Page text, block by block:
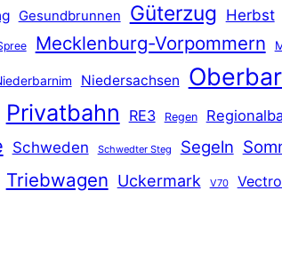
Gesundbrunnen Güterzug Herbst
Mecklenburg-Vorpommern
Niedersachsen
Privatbahn RE3 Regen
Schweden Schwedter Steg Segeln
Triebwagen Uckermark V70